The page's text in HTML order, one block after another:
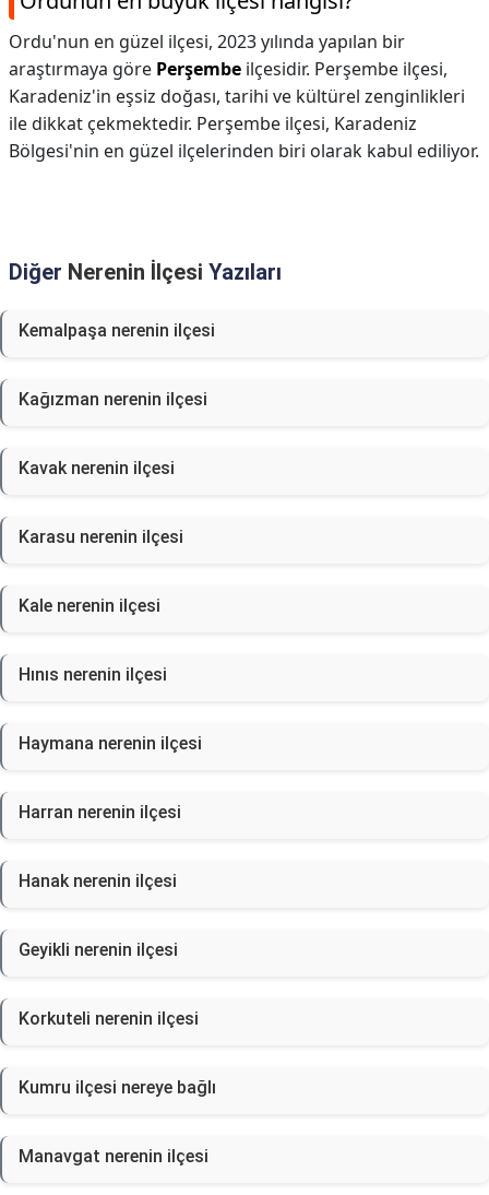
Ordu'nun en güzel ilçesi, 2023 yılında yapılan bir
araştırmaya göre Perşembe ilçesidir. Perşembe ilçesi,
Karadeniz'in eşsiz doğası, tarihi ve kültürel zenginlikleri
ile dikkat çekmektedir. Perşembe ilçesi, Karadeniz
Bölgesi'nin en güzel ilçelerinden biri olarak kabul ediliyor.
Diğer Nerenin İlçesi Yazıları
Kemalpaşa nerenin ilçesi
Kağızman nerenin ilçesi
Kavak nerenin ilçesi
Karasu nerenin ilçesi
Kale nerenin ilçesi
Hınıs nerenin ilçesi
Haymana nerenin ilçesi
Harran nerenin ilçesi
Hanak nerenin ilçesi
Geyikli nerenin ilçesi
Korkuteli nerenin ilçesi
Kumru ilçesi nereye bağlı
Manavgat nerenin ilçesi